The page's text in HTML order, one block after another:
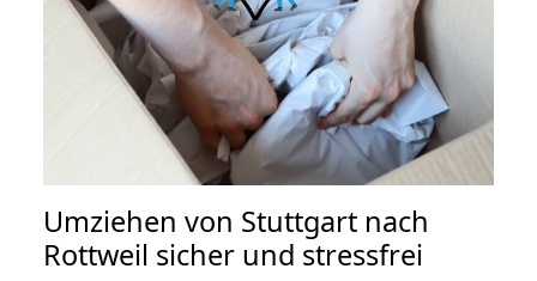
Umziehen von Stuttgart nach
Rottweil sicher und stressfrei